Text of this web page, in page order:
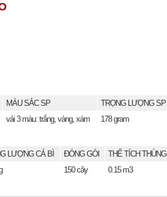
MÀU SẮC SP
TRỌNG LƯỢNG SP
vải 3 màu: trắng, vàng, xám 178 gram
LƯỢNG CẢ BÌ ĐÓNG GÓI
THỂ TÍCH THÙNG
150 cây 0.15 m3